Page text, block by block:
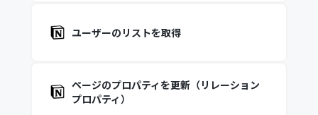
ユーザーのリストを取得
ページのプロパティを更新（リレーション
プロパティ）